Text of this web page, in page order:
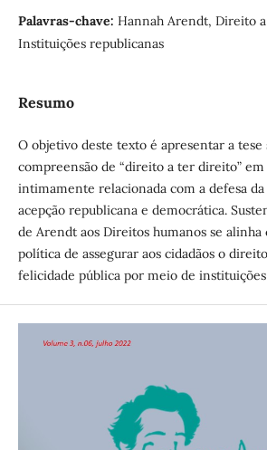
Palavras-chave: Hannah Arendt, Direito
Instituições republicanas
Resumo
O objetivo deste texto é apresentar a tese
compreensão de “direito a ter direito”
intimamente relacionada com a defesa
acepção republicana e democrática.
de Arendt aos Direitos humanos se alinha
política de assegurar aos cidadãos o
felicidade pública por meio de